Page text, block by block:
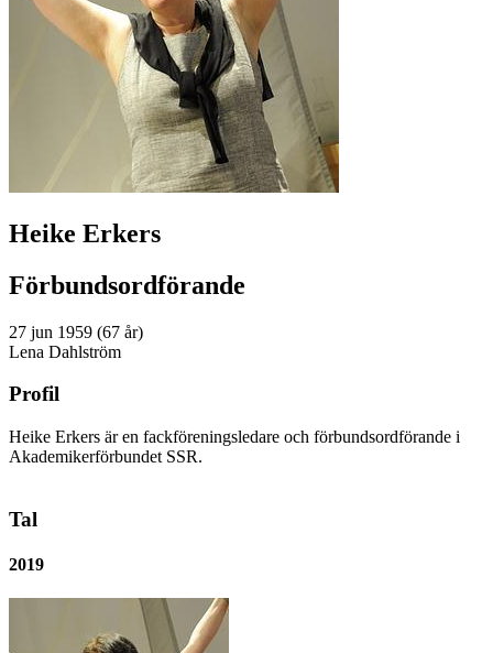
Heike Erkers
Förbundsordförande
27 jun 1959 (67 år)
Lena Dahlström
Profil
Heike Erkers är en fackföreningsledare och förbundsordförande i
Akademikerförbundet SSR.
Tal
2019